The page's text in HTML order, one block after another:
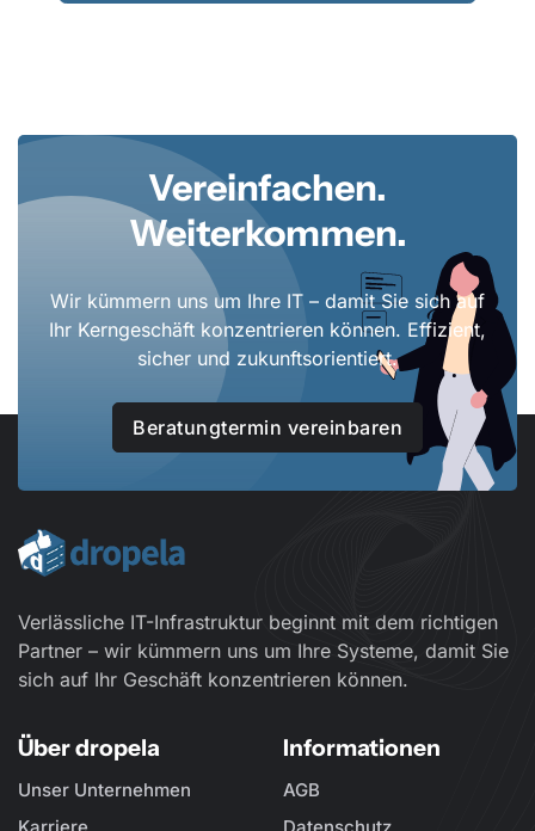
Vereinfachen.
Weiterkommen.
Wir kümmern uns um Ihre IT – damit Sie sich auf
Ihr Kerngeschäft konzentrieren können. Effizient,
sicher und zukunftsorientiert.
Beratungtermin vereinbaren
Verlässliche IT-Infrastruktur beginnt mit dem richtigen
Partner – wir kümmern uns um Ihre Systeme, damit Sie
sich auf Ihr Geschäft konzentrieren können.
Über dropela
Unser Unternehmen
Informationen
AGB